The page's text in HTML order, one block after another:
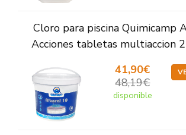
Cloro para piscina Quimicamp
Acciones tabletas multiaccion
41,90€
48,19€
disponible